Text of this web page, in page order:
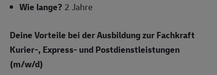
Wie lange? 2 Jahre
Deine Vorteile bei der Ausbildung zur Fachkraft
Kurier-, Express- und Postdienstleistungen
(m/w/d)